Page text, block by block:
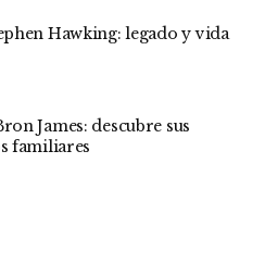
Hawking: legado y vida
James: descubre sus
familiares